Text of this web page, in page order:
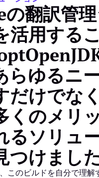
翻訳管
活用する
らゆるニ
だけでなく
くのメリ
るソリュ
つけました
このビルドを自分で理解